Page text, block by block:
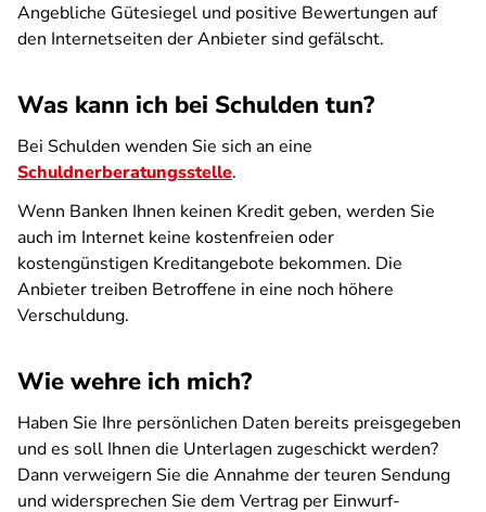
Angebliche Gütesiegel und positive Bewertungen auf
den Internetseiten der Anbieter sind gefälscht.
Was kann ich bei Schulden tun?
Bei Schulden wenden Sie sich an eine
Schuldnerberatungsstelle.
Wenn Banken Ihnen keinen Kredit geben, werden Sie
auch im Internet keine kostenfreien oder
kostengünstigen Kreditangebote bekommen. Die
Anbieter treiben Betroffene in eine noch höhere
Verschuldung.
Wie wehre ich mich?
Haben Sie Ihre persönlichen Daten bereits preisgegeben
und es soll Ihnen die Unterlagen zugeschickt werden?
Dann verweigern Sie die Annahme der teuren Sendung
und widersprechen Sie dem Vertrag per Einwurf-